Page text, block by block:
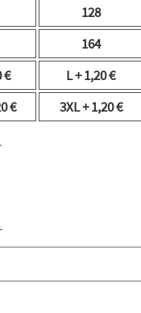
128
164
€ L+ 1,20 €
€ 3XL+ 1,20 €